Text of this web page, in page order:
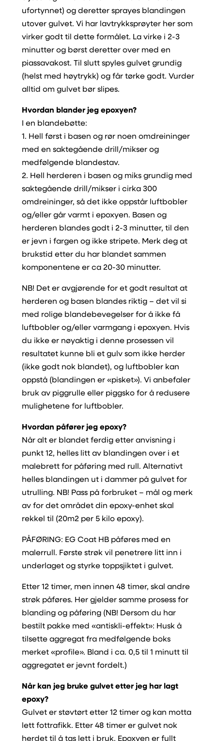
ufortynnet) og deretter sprayes blandingen
utover gulvet. Vi har lavtrykksprøyter her som
virker godt til dette formålet. La virke i 2-3
minutter og børst deretter over med en
piassavakost. Til slutt spyles gulvet grundig
(helst med høytrykk) og får tørke godt. Vurder
alltid om gulvet bør slipes.
Hvordan blander jeg epoxyen?
I en blandebøtte:
1. Hell først i basen og rør noen omdreininger
med en saktegående drill/mikser og
medfølgende blandestav.
2. Hell herderen i basen og miks grundig med
saktegående drill/mikser i cirka 300
omdreininger, så det ikke oppstår luftbobler
og/eller går varmt i epoxyen. Basen og
herderen blandes godt i 2-3 minutter, til den
er jevn i fargen og ikke stripete. Merk deg at
brukstid etter du har blandet sammen
komponentene er ca 20-30 minutter.
NB! Det er avgjørende for et godt resultat at
herderen og basen blandes riktig – det vil si
med rolige blandebevegelser for å ikke få
luftbobler og/eller varmgang i epoxyen. Hvis
du ikke er nøyaktig i denne prosessen vil
resultatet kunne bli et gulv som ikke herder
(ikke godt nok blandet), og luftbobler kan
oppstå (blandingen er «pisket»). Vi anbefaler
bruk av piggrulle eller piggsko for å redusere
mulighetene for luftbobler.
Hvordan påfører jeg epoxy?
Når alt er blandet ferdig etter anvisning i
punkt 12, helles litt av blandingen over i et
malebrett for påføring med rull. Alternativt
helles blandingen ut i dammer på gulvet for
utrulling. NB! Pass på forbruket – mål og merk
av for det området din epoxy-enhet skal
rekkel til (20m2 per 5 kilo epoxy).
PÅFØRING: EG Coat HB påføres med en
malerrull. Første strøk vil penetrere litt inn i
underlaget og styrke toppsjiktet i gulvet.
Etter 12 timer, men innen 48 timer, skal andre
strøk påføres. Her gjelder samme prosess for
blanding og påføring (NB! Dersom du har
bestilt pakke med «antiskli-effekt»: Husk å
tilsette aggregat fra medfølgende boks
merket «profile». Bland i ca. 0,5 til 1 minutt til
aggregatet er jevnt fordelt.)
Når kan jeg bruke gulvet etter jeg har lagt
epoxy?
Gulvet er støvtørt etter 12 timer og kan motta
lett fottrafikk. Etter 48 timer er gulvet nok
herdet til å tas lett i bruk. Epoxyen er fullt